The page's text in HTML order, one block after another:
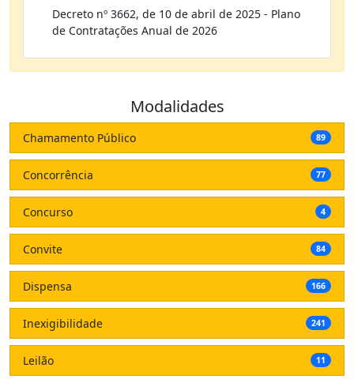
Decreto nº 3662, de 10 de abril de 2025 - Plano
de Contratações Anual de 2026
Modalidades
Chamamento Público 89
Concorrência 77
Concurso 4
Convite 84
Dispensa 166
Inexigibilidade 241
Leilão 11